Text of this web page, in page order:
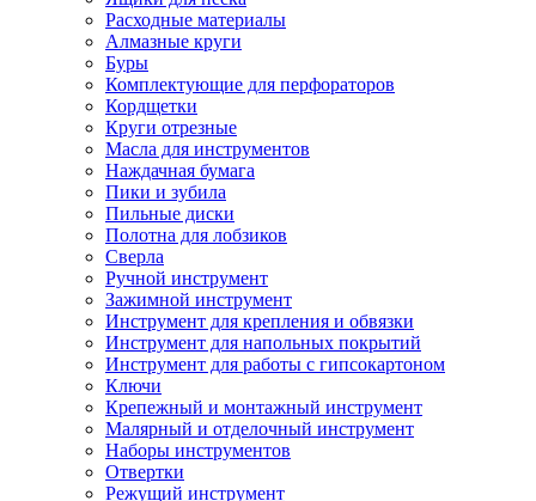
Расходные материалы
Алмазные круги
Буры
Комплектующие для перфораторов
Кордщетки
Круги отрезные
Масла для инструментов
Наждачная бумага
Пики и зубила
Пильные диски
Полотна для лобзиков
Сверла
Ручной инструмент
Зажимной инструмент
Инструмент для крепления и обвязки
Инструмент для напольных покрытий
Инструмент для работы с гипсокартоном
Ключи
Крепежный и монтажный инструмент
Малярный и отделочный инструмент
Наборы инструментов
Отвертки
Режущий инструмент